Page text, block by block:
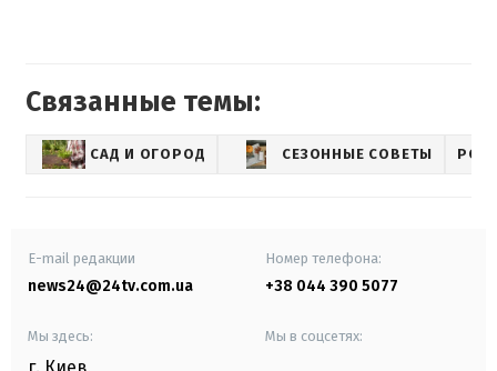
Связанные темы:
САД И ОГОРОД СЕЗОННЫЕ СОВЕТЫ
E-mail редакции
news24@24tv.com.ua
Номер телефона:
+38 044 390 5077
Мы здесь: Мы в соцсетях: